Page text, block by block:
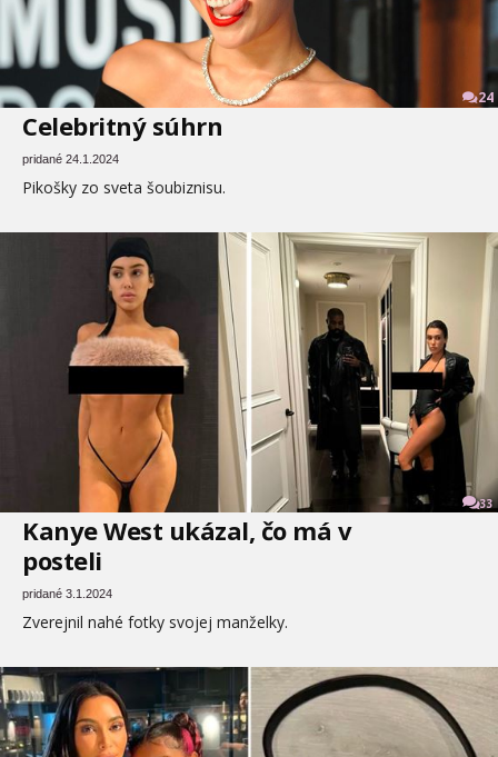
24
Celebritný súhrn
pridané 24.1.2024
Pikošky zo sveta šoubiznisu.
33
Kanye West ukázal, čo má v
posteli
pridané 3.1.2024
Zverejnil nahé fotky svojej manželky.